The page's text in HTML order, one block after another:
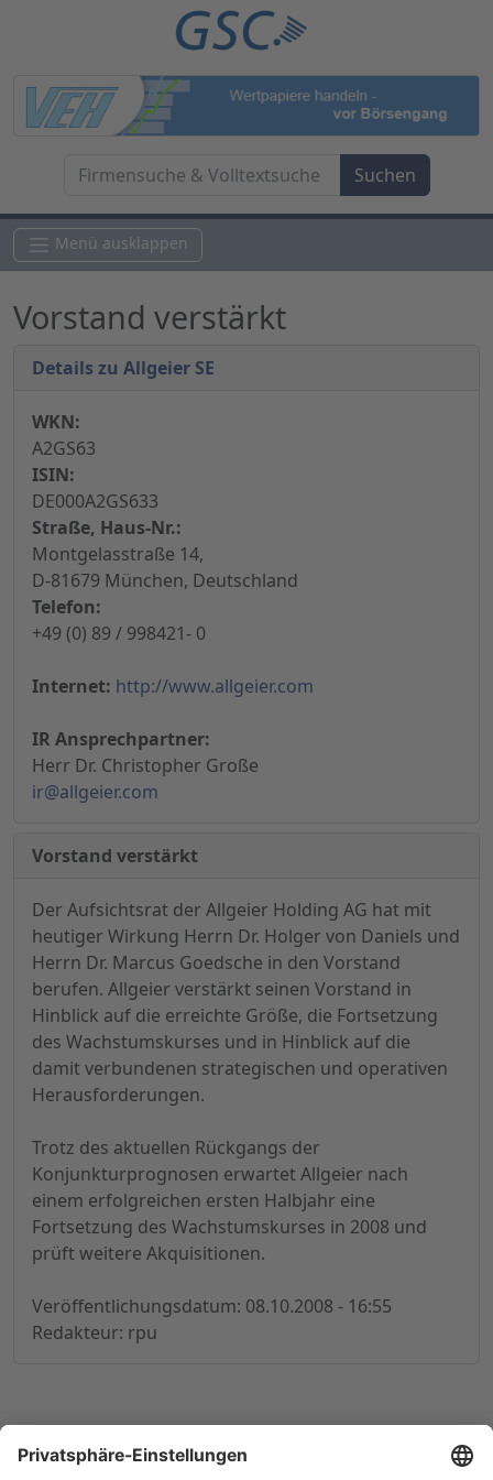
Menü ausklappen
Vorstand verstärkt
Details zu Allgeier SE
WKN:
A2GS63
ISIN:
DE000A2GS633
Straße, Haus-Nr.:
Montgelasstraße 14,
D-81679 München, Deutschland
Telefon:
+49 (0) 89 / 998421- 0
Internet: http://www.allgeier.com
IR Ansprechpartner:
Herr Dr. Christopher Große
ir@allgeier.com
Vorstand verstärkt
Der Aufsichtsrat der Allgeier Holding AG hat mit
heutiger Wirkung Herrn Dr. Holger von Daniels und
Herrn Dr. Marcus Goedsche in den Vorstand
berufen. Allgeier verstärkt seinen Vorstand in
Hinblick auf die erreichte Größe, die Fortsetzung
des Wachstumskurses und in Hinblick auf die
damit verbundenen strategischen und operativen
Herausforderungen.
Trotz des aktuellen Rückgangs der
Konjunkturprognosen erwartet Allgeier nach
einem erfolgreichen ersten Halbjahr eine
Fortsetzung des Wachstumskurses in 2008 und
prüft weitere Akquisitionen.
Veröffentlichungsdatum: 08.10.2008 - 16:55
Redakteur: rpu
© 1998-2026by GSC Research GmbH